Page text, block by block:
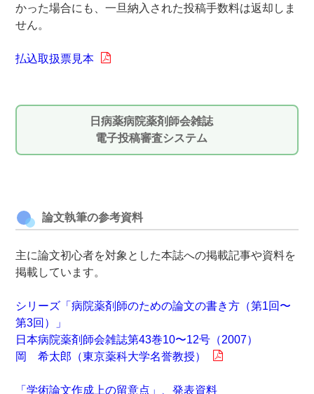
かった場合にも、一旦納入された投稿手数料は返却しま
せん。
払込取扱票見本
日病薬病院薬剤師会雑誌
電子投稿審査システム
論文執筆の参考資料
主に論文初心者を対象とした本誌への掲載記事や資料を
掲載しています。
シリーズ「病院薬剤師のための論文の書き方（第1回〜
第3回）」
日本病院薬剤師会雑誌第43巻10〜12号（2007）
岡 希太郎（東京薬科大学名誉教授）
「学術論文作成上の留意点」、発表資料